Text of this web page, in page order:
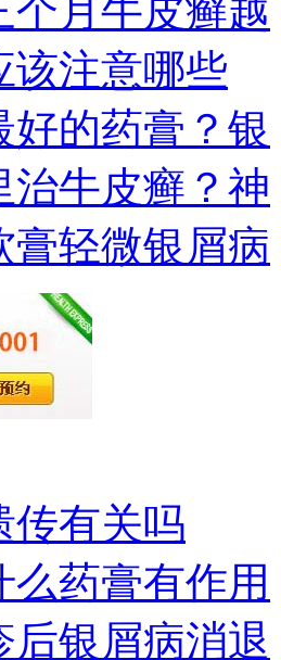
个月牛皮癣越
该注意哪些
好的药膏？银
治牛皮癣？神
膏轻微银屑病
传有关吗
么药膏有作用
后银屑病消退